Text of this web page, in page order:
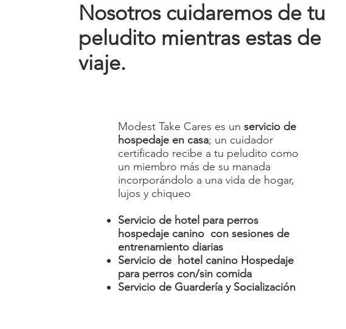
Nosotros cuidaremos de tu
peludito mientras estas de
viaje.
Modest Take Cares es un servicio de
hospedaje en casa; un cuidador
certificado recibe a tu peludito como
un miembro más de su manada
incorporándolo a una vida de hogar,
lujos y chiqueo
Servicio de hotel para perros
hospedaje canino con sesiones de
entrenamiento diarias
Servicio de hotel canino Hospedaje
para perros con/sin comida
Servicio de Guardería y Socialización